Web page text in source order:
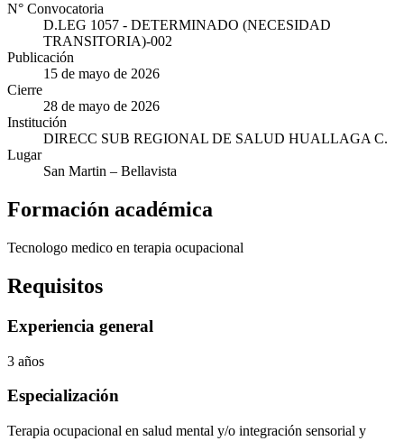
N° Convocatoria
D.LEG 1057 - DETERMINADO (NECESIDAD
TRANSITORIA)-002
Publicación
15 de mayo de 2026
Cierre
28 de mayo de 2026
Institución
DIRECC SUB REGIONAL DE SALUD HUALLAGA C.
Lugar
San Martin – Bellavista
Formación académica
Tecnologo medico en terapia ocupacional
Requisitos
Experiencia general
3 años
Especialización
Terapia ocupacional en salud mental y/o integración sensorial y